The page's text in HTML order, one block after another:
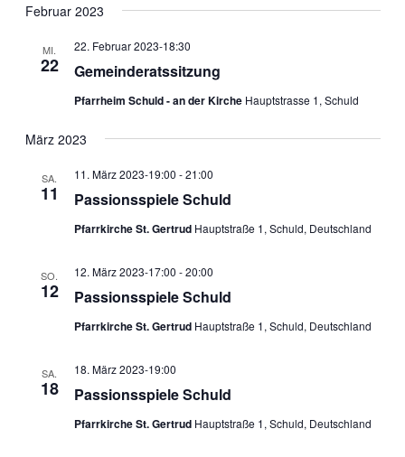
Februar 2023
MI.
22 Gemeinderatssitzung
22. Februar 2023-18:30
Pfarrheim Schuld - an der Kirche Hauptstrasse 1, Schuld
März 2023
SA.
11 Passionsspiele Schuld
11. März 2023-19:00 -21:00
Pfarrkirche St. Gertrud Hauptstraße 1, Schuld, Deutschland
SO.
12 Passionsspiele Schuld
12. März 2023-17:00 -20:00
Pfarrkirche St. Gertrud Hauptstraße 1, Schuld, Deutschland
SA.
18 Passionsspiele Schuld
18. März 2023-19:00
Pfarrkirche St. Gertrud Hauptstraße 1, Schuld, Deutschland